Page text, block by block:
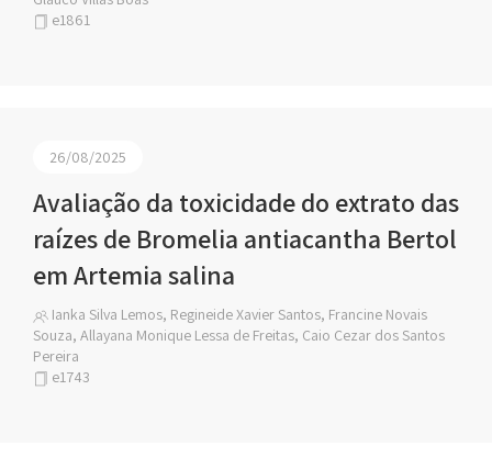
e1861
26/08/2025
Avaliação da toxicidade do extrato das
raízes de Bromelia antiacantha Bertol
em Artemia salina
Ianka Silva Lemos, Regineide Xavier Santos, Francine Novais
Souza, Allayana Monique Lessa de Freitas, Caio Cezar dos Santos
Pereira
e1743